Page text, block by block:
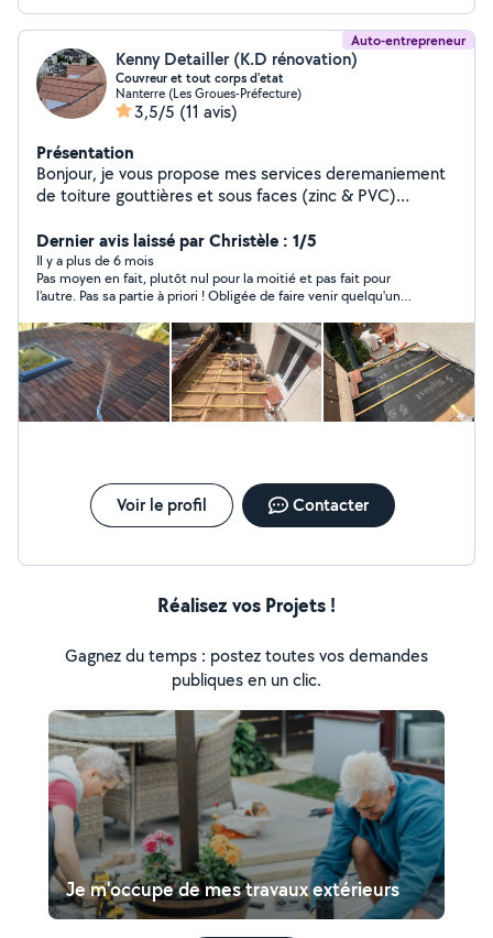
Auto-entrepreneur
Kenny Detailler (K.D rénovation)
Couvreur et tout corps d'etat
Nanterre (Les Groues-Préfecture)
3,5/5 (11 avis)
Présentation
Bonjour, je vous propose mes services deremaniement
de toiture gouttières et sous faces (zinc & PVC)
toiture totale ou partielle Recherche de fuite
Démoussage Isolation de combles perdu et rampant de
toiture couverture je reste à votre disposition pour
toute question ou demande de devis.
Dernier avis laissé par Christèle : 1/5
Il y a plus de 6 mois
Pas moyen en fait, plutôt nul pour la moitié et pas fait pour
l'autre. Pas sa partie à priori ! Obligée de faire venir quelqu'un
sujet. Pour moitié prix !
Voir le profil Contacter
Réalisez vos Projets !
Gagnez du temps : postez toutes vos demandes
publiques en un clic.
Je m'occupe de mes travaux extérieurs